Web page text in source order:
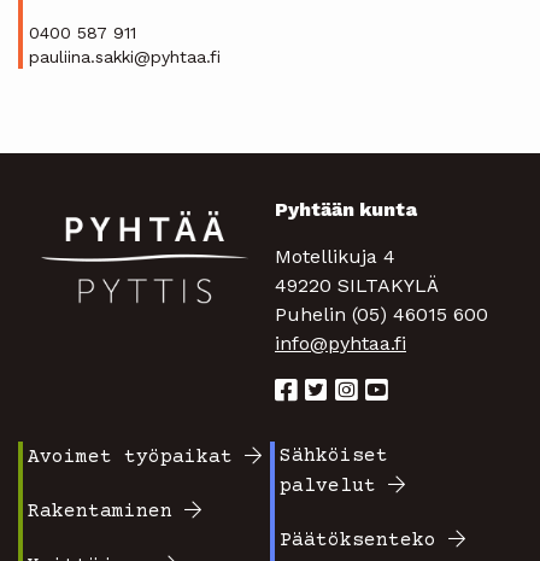
0400 587 911
pauliina.sakki@pyhtaa.fi
Pyhtään kunta
Motellikuja 4
49220 SILTAKYLÄ
Puhelin (05) 46015 600
info@pyhtaa.fi
valikko
1
Avoimet työpaikat
Rakentaminen
Footer
2
Sähköiset
palvelut
Päätöksenteko